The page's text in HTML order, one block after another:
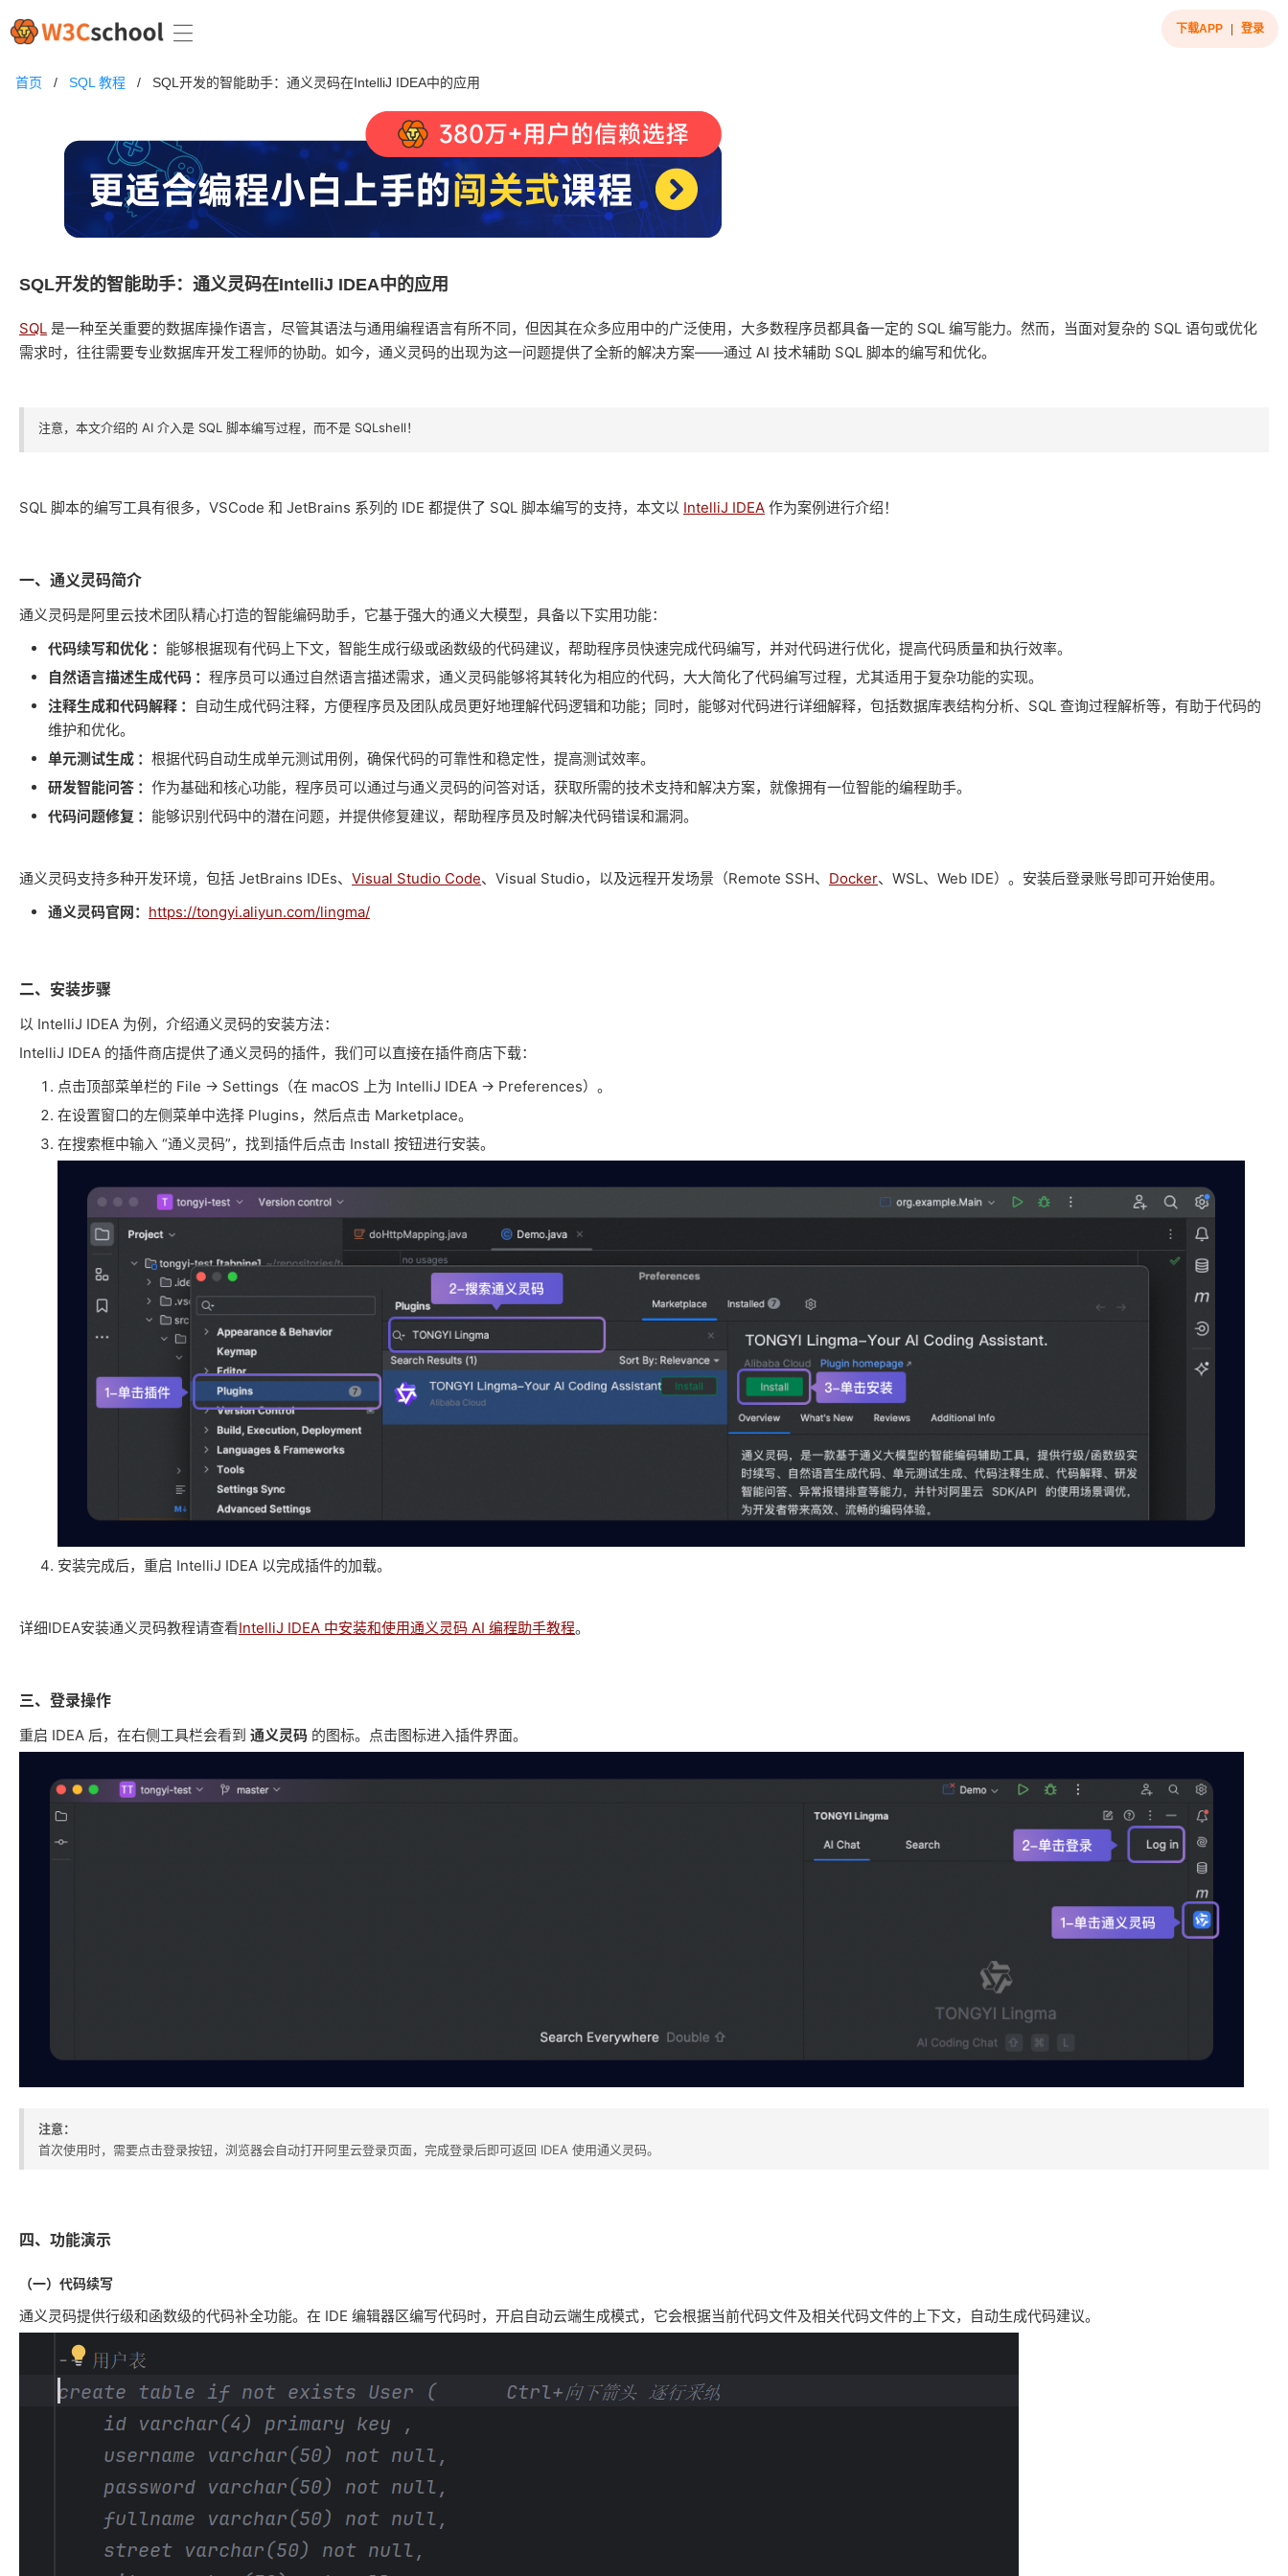
下载APP 登录
首页 / SQL 教程 / SQL开发的智能助手：通义灵码在IntelliJ IDEA中的应用
SQL开发的智能助手：通义灵码在IntelliJ IDEA中的应用
SQL 是一种至关重要的数据库操作语言，尽管其语法与通用编程语言有所不同，但因其在众多应用中的广泛使用，大多数程序员都具备一定的 SQL 编写能力。然而，当面对复杂的 SQL 语句或优化
需求时，往往需要专业数据库开发工程师的协助。如今，通义灵码的出现为这一问题提供了全新的解决方案——通过 AI 技术辅助 SQL 脚本的编写和优化。
注意，本文介绍的 AI 介入是 SQL 脚本编写过程，而不是 SQLshell！
SQL 脚本的编写工具有很多，VSCode 和 JetBrains 系列的 IDE 都提供了 SQL 脚本编写的支持，本文以 IntelliJ IDEA 作为案例进行介绍！
一、通义灵码简介
通义灵码是阿里云技术团队精心打造的智能编码助手，它基于强大的通义大模型，具备以下实用功能：
代码续写和优化 ： 能够根据现有代码上下文，智能生成行级或函数级的代码建议，帮助程序员快速完成代码编写，并对代码进行优化，提高代码质量和执行效率。
自然语言描述生成代码 ： 程序员可以通过自然语言描述需求，通义灵码能够将其转化为相应的代码，大大简化了代码编写过程，尤其适用于复杂功能的实现。
注释生成和代码解释 ：
自动生成代码注释，方便程序员及团队成员更好地理解代码逻辑和功能；同时，能够对代码进行详细解释，包括数据库表结构分析、SQL 查询过程解析等，有助于代码的
维护和优化。
单元测试生成 ： 根据代码自动生成单元测试用例，确保代码的可靠性和稳定性，提高测试效率。
研发智能问答 ： 作为基础和核心功能，程序员可以通过与通义灵码的问答对话，获取所需的技术支持和解决方案，就像拥有一位智能的编程助手。
代码问题修复 ： 能够识别代码中的潜在问题，并提供修复建议，帮助程序员及时解决代码错误和漏洞。
通义灵码支持多种开发环境，包括 JetBrains IDEs、 Visual Studio Code、Visual Studio，以及远程开发场景（Remote SSH、 Docker、WSL、Web IDE）。安装后登录账号即可开始使用。
通义灵码官网： https://tongyi.aliyun.com/lingma/
二、安装步骤
以 IntelliJ IDEA 为例，介绍通义灵码的安装方法：
IntelliJ IDEA 的插件商店提供了通义灵码的插件，我们可以直接在插件商店下载：
点击顶部菜单栏的 File -> Settings（在 macOS 上为 IntelliJ IDEA -> Preferences）。
在设置窗口的左侧菜单中选择 Plugins，然后点击 Marketplace。
在搜索框中输入 “通义灵码”，找到插件后点击 Install 按钮进行安装。
安装完成后，重启 IntelliJ IDEA 以完成插件的加载。
详细IDEA安装通义灵码教程请查看IntelliJ IDEA 中安装和使用通义灵码 AI 编程助手教程。
三、登录操作
重启 IDEA 后，在右侧工具栏会看到 通义灵码 的图标。点击图标进入插件界面。
注意：
首次使用时，需要点击登录按钮，浏览器会自动打开阿里云登录页面，完成登录后即可返回 IDEA 使用通义灵码。
四、功能演示
（一）代码续写
通义灵码提供行级和函数级的代码补全功能。在 IDE 编辑器区编写代码时，开启自动云端生成模式，它会根据当前代码文件及相关代码文件的上下文，自动生成代码建议。